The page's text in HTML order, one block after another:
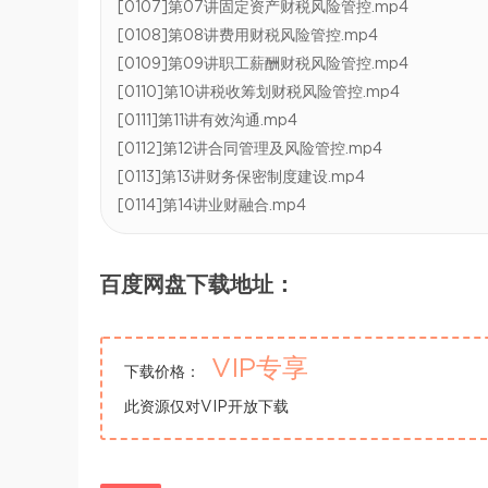
[0107]第07讲固定资产财税风险管控.mp4
[0108]第08讲费用财税风险管控.mp4
[0109]第09讲职工薪酬财税风险管控.mp4
[0110]第10讲税收筹划财税风险管控.mp4
[0111]第11讲有效沟通.mp4
[0112]第12讲合同管理及风险管控.mp4
[0113]第13讲财务保密制度建设.mp4
[0114]第14讲业财融合.mp4
百度网盘下载地址：
下载价格： VIP专享
此资源仅对VIP开放下载